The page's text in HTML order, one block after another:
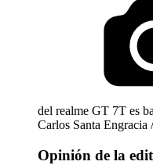
del realme GT 7T es
Carlos Santa Engracia
Opinión de la